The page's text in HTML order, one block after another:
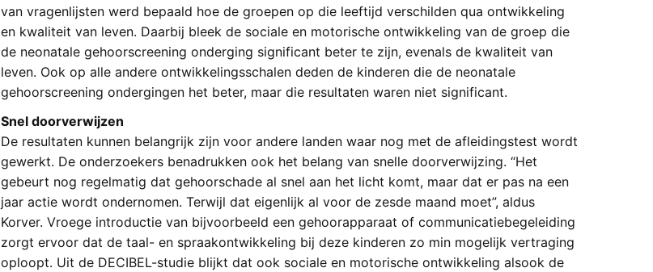
van vragenlijsten werd bepaald hoe de groepen op die leeftijd verschilden qua ontwikkeling
en kwaliteit van leven. Daarbij bleek de sociale en motorische ontwikkeling van de groep die
de neonatale gehoorscreening onderging significant beter te zijn, evenals de kwaliteit van
leven. Ook op alle andere ontwikkelingsschalen deden de kinderen die de neonatale
gehoorscreening ondergingen het beter, maar die resultaten waren niet significant.
Snel doorverwijzen
De resultaten kunnen belangrijk zijn voor andere landen waar nog met de afleidingstest wordt
gewerkt. De onderzoekers benadrukken ook het belang van snelle doorverwijzing. “Het
gebeurt nog regelmatig dat gehoorschade al snel aan het licht komt, maar dat er pas na een
jaar actie wordt ondernomen. Terwijl dat eigenlijk al voor de zesde maand moet”, aldus
Korver. Vroege introductie van bijvoorbeeld een gehoorapparaat of communicatiebegeleiding
zorgt ervoor dat de taal- en spraakontwikkeling bij deze kinderen zo min mogelijk vertraging
oploopt. Uit de DECIBEL-studie blijkt dat ook sociale en motorische ontwikkeling alsook de